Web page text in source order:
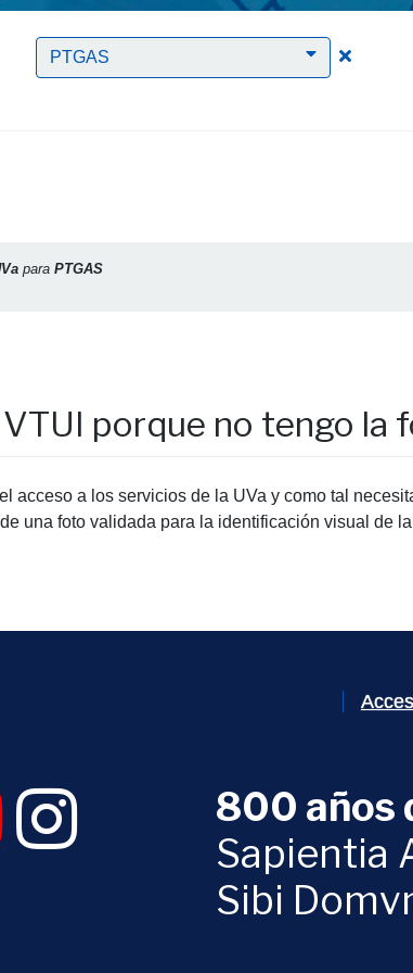
borrar el filtro Identidad UVa
PTGAS Clic
para PTGAS
porque no tengo la
acceso a los servicios de la UVa y como tal
una foto validada para la identificación visual de
una nueva ventana)
en una nueva ventana)
UVa (se abrirá en una nueva ventana)
YouTube Digital UVa (se abrirá en una nueva
Instagram Digital UVa (se abrirá en una
800 años
Sapientia
Sibi